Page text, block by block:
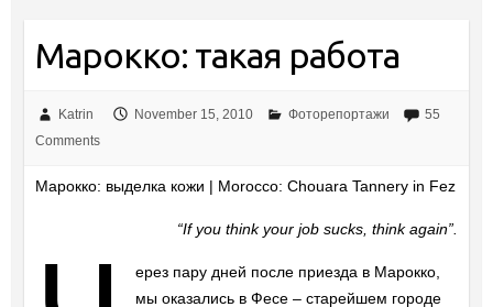
Марокко: такая работа
Katrin November 15, 2010 Фоторепортажи
55
Comments
Марокко: выделка кожи | Morocco: Chouara Tannery in Fez
“If you think your job sucks, think again”.
ерез пару дней после приезда в Марокко,
мы оказались в Фесе – старейшем городе